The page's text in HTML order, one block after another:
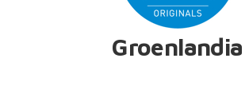
Groenlandia